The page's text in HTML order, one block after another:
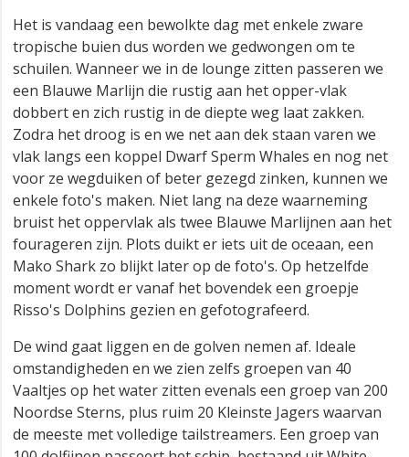
Het is vandaag een bewolkte dag met enkele zware
tropische buien dus worden we gedwongen om te
schuilen. Wanneer we in de lounge zitten passeren we
een Blauwe Marlijn die rustig aan het opper-vlak
dobbert en zich rustig in de diepte weg laat zakken.
Zodra het droog is en we net aan dek staan varen we
vlak langs een koppel Dwarf Sperm Whales en nog net
voor ze wegduiken of beter gezegd zinken, kunnen we
enkele foto's maken. Niet lang na deze waarneming
bruist het oppervlak als twee Blauwe Marlijnen aan het
fourageren zijn. Plots duikt er iets uit de oceaan, een
Mako Shark zo blijkt later op de foto's. Op hetzelfde
moment wordt er vanaf het bovendek een groepje
Risso's Dolphins gezien en gefotografeerd.
De wind gaat liggen en de golven nemen af. Ideale
omstandigheden en we zien zelfs groepen van 40
Vaaltjes op het water zitten evenals een groep van 200
Noordse Sterns, plus ruim 20 Kleinste Jagers waarvan
de meeste met volledige tailstreamers. Een groep van